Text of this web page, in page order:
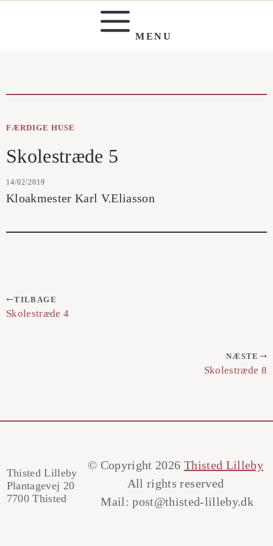
MENU
FÆRDIGE HUSE
Skolestræde 5
14/02/2019
Kloakmester Karl V.Eliasson
TILBAGE
Skolestræde 4
NÆSTE
Skolestræde 8
Thisted Lilleby
Plantagevej 20
7700 Thisted
© Copyright 2026 Thisted Lilleby
All rights reserved
Mail:post@thisted-lilleby.dk